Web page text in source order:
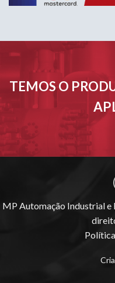
TEMOS O
MP Automação Industrial e